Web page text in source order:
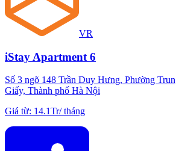
VR
iStay Apartment 6
Số 3 ngõ 148 Trần Duy Hưng, Phường
Giấy, Thành phố Hà Nội
Giá từ: 14.1Tr/tháng